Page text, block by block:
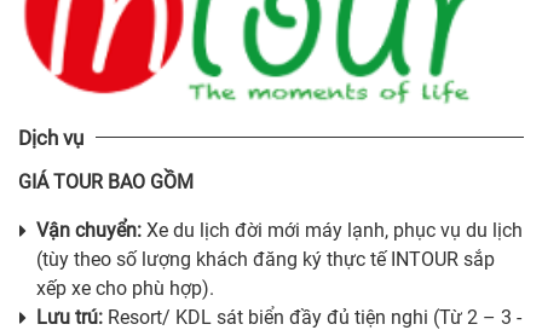
Dịch vụ
GIÁ TOUR BAO GỒM
Vận chuyển: Xe du lịch đời mới máy lạnh, phục vụ du lịch
(tùy theo số lượng khách đăng ký thực tế INTOUR sắp
xếp xe cho phù hợp).
Lưu trú: Resort/ KDL sát biển đầy đủ tiện nghi (Từ 2 – 3 -